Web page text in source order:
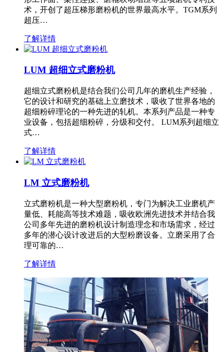
术，开创了超压梯形磨粉机的世界最高水平。TGM系列
超压…
了解详情
LUM 超细立式磨粉机
超细立式磨粉机是结合我们公司几年的磨机生产经验，
它的设计和研究的基础上立磨技术，吸收了世界各地的
超细粉碎理论的一种先进的轧机。本系列产品是一种专
业设备，包括超细粉碎，分级和交付。 LUM系列超细立
式…
了解详情
LM 立式磨粉机
立式磨粉机是一种大型磨粉机，专门为解决工业磨机产
量低、耗能高等技术难题，吸收欧洲先进技术并结合我
公司多年先进的磨粉机设计制造理念和市场需求，经过
多年的潜心设计改进后的大型粉磨设备。立磨采用了合
理可靠的…
了解详情